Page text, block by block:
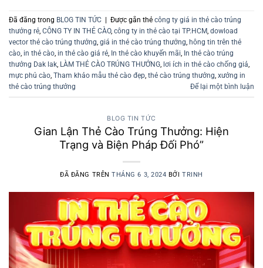
Đã đăng trong BLOG TIN TỨC | Được gắn thẻ công ty giá in thẻ cào trúng
thưởng rẻ CÔNG TY IN THẺ CÀO, công ty in thẻ cào tại TP.HCM dowload
vector thẻ cào trúng thưởng giá in thẻ cào trúng thưởng hông tin trên thẻ
cào in thẻ cào in thẻ cào giá rẻ In thẻ cào khuyến mãi In thẻ cào trúng
thưởng Dak lak LÀM THẺ CÀO TRÚNG THƯỞNG lơi ích in thẻ cào chống giả
mực phủ cào Tham khảo mẫu thẻ cào đẹp thẻ cào trúng thưởng xưởng in
thẻ cào trúng thưởng
Để lại một bình luận
BLOG TIN TỨC
Gian Lận Thẻ Cào Trúng Thưởng: Hiện
Trạng và Biện Pháp Đối Phó”
ĐÃ ĐĂNG TRÊNTHÁNG 6 3, 2024 BỞITRINH